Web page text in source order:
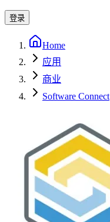
登录
Home
应用
商业
Software Connect